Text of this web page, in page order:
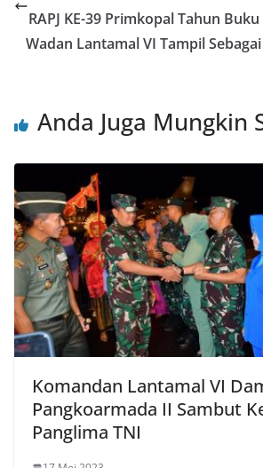
RAPJ KE-39 Primkopal Tahun Buku
Wadan Lantamal VI Tampil
Anda Juga Mungkin
Komandan Lantamal VI
Pangkoarmada II Sambut
Panglima TNI